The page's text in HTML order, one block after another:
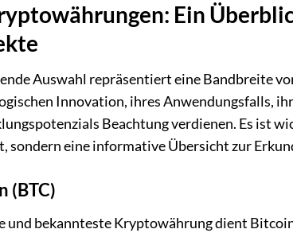
Ein
Auswahl repräsentiert eine Bandbreite
Innovation, ihres Anwendungsfalls,
Beachtung verdienen. Es ist
sondern eine informative Übersicht zur
(BTC)
und bekannteste Kryptowährung dient